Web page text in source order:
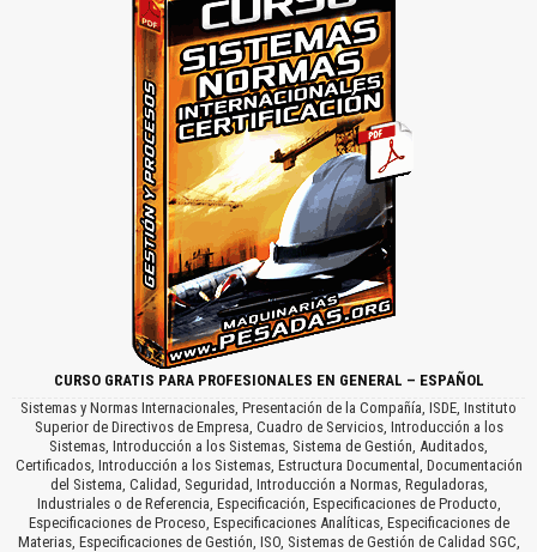
CURSO GRATIS PARA PROFESIONALES EN GENERAL – ESPAÑOL
Sistemas y Normas Internacionales, Presentación de la Compañía, ISDE, Instituto
Superior de Directivos de Empresa, Cuadro de Servicios, Introducción a los
Sistemas, Introducción a los Sistemas, Sistema de Gestión, Auditados,
Certificados, Introducción a los Sistemas, Estructura Documental, Documentación
del Sistema, Calidad, Seguridad, Introducción a Normas, Reguladoras,
Industriales o de Referencia, Especificación, Especificaciones de Producto,
Especificaciones de Proceso, Especificaciones Analíticas, Especificaciones de
Materias, Especificaciones de Gestión, ISO, Sistemas de Gestión de Calidad SGC,